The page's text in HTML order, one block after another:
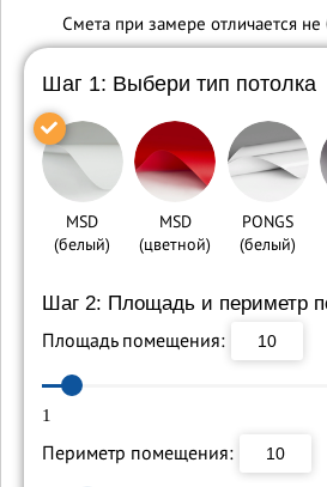
Cмета при замере отличается
Шаг 1: Выбери тип потолка
MSD
(белый)
MSD
(цветной)
PONGS
(белый)
Шаг 2: Площадь и периметр
Площадь помещения:
1
Периметр помещения: